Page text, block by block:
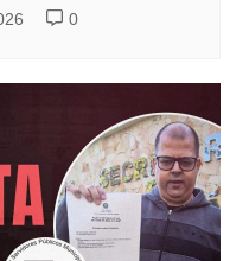
0